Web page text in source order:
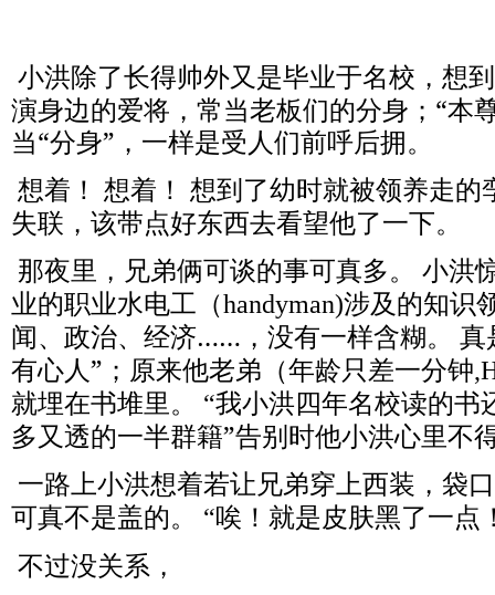
小洪除了长得帅外又是毕业于名校，想
演身边的爱将，常当老板们的分身；“本
当“分身”，一样是受人们前呼后拥。
想着！ 想着！ 想到了幼时就被领养走的
失联，该带点好东西去看望他了一下。
那夜里，兄弟俩可谈的事可真多。
小洪
业的职业水电工（handyman)涉及的知识
闻、政治、经济……，没有一样含糊。
真
有心人”；原来他老弟（年龄只差一分钟
就埋在书堆里。 “我小洪四年名校读的书
多又透的一半群籍”告别时他小洪心里不
一路上小洪想着若让兄弟穿上西装，袋
可真不是盖的。
“唉！就是皮肤黑了一点
不过没关系，